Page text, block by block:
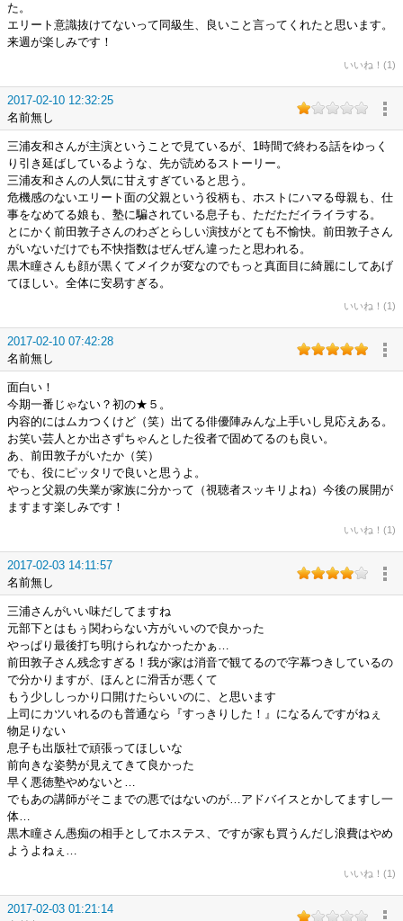
た。
エリート意識抜けてないって同級生、良いこと言ってくれたと思います。
来週が楽しみです！
いいね！(1)
2017-02-10 12:32:25
名前無し
三浦友和さんが主演ということで見ているが、1時間で終わる話をゆっく
り引き延ばしているような、先が読めるストーリー。
三浦友和さんの人気に甘えすぎていると思う。
危機感のないエリート面の父親という役柄も、ホストにハマる母親も、仕
事をなめてる娘も、塾に騙されている息子も、ただただイライラする。
とにかく前田敦子さんのわざとらしい演技がとても不愉快。前田敦子さん
がいないだけでも不快指数はぜんぜん違ったと思われる。
黒木瞳さんも顔が黒くてメイクが変なのでもっと真面目に綺麗にしてあげ
てほしい。全体に安易すぎる。
いいね！(1)
2017-02-10 07:42:28
名前無し
面白い！
今期一番じゃない？初の★５。
内容的にはムカつくけど（笑）出てる俳優陣みんな上手いし見応えある。
お笑い芸人とか出さずちゃんとした役者で固めてるのも良い。
あ、前田敦子がいたか（笑）
でも、役にピッタリで良いと思うよ。
やっと父親の失業が家族に分かって（視聴者スッキリよね）今後の展開が
ますます楽しみです！
いいね！(1)
2017-02-03 14:11:57
名前無し
三浦さんがいい味だしてますね
元部下とはもぅ関わらない方がいいので良かった
やっぱり最後打ち明けられなかったかぁ…
前田敦子さん残念すぎる！我が家は消音で観てるので字幕つきしているの
で分かりますが、ほんとに滑舌が悪くて
もう少ししっかり口開けたらいいのに、と思います
上司にカツいれるのも普通なら『すっきりした！』になるんですがねぇ
物足りない
息子も出版社で頑張ってほしいな
前向きな姿勢が見えてきて良かった
早く悪徳塾やめないと…
でもあの講師がそこまでの悪ではないのが…アドバイスとかしてますし一
体…
黒木瞳さん愚痴の相手としてホステス、ですが家も買うんだし浪費はやめ
ようよねぇ…
いいね！(1)
2017-02-03 01:21:14